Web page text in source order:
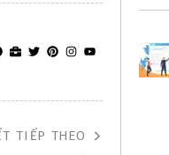
TIẾP THEO